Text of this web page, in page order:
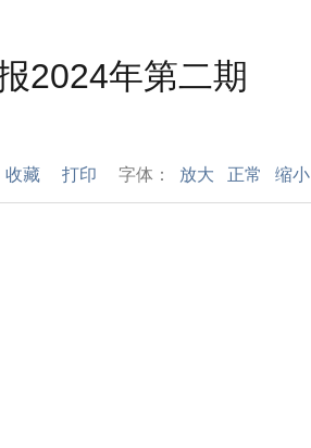
2024年第二期
收藏 打印 字体： 放大 正常 缩小